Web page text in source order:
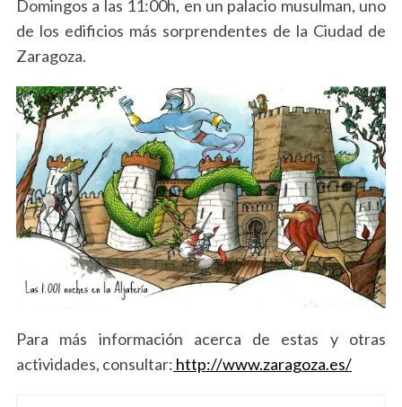
Domingos a las 11:00h, en un palacio musulman, uno
de los edificios más sorprendentes de la Ciudad de
Zaragoza.
Para más información acerca de estas y otras
actividades, consultar: http://www.zaragoza.es/